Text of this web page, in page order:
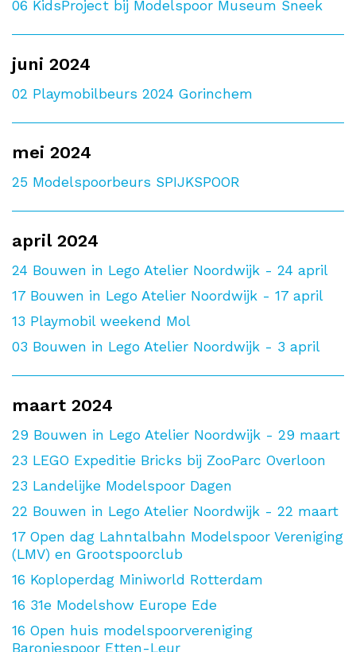
06 KidsProject bij Modelspoor Museum Sneek
juni 2024
02 Playmobilbeurs 2024 Gorinchem
mei 2024
25 Modelspoorbeurs SPIJKSPOOR
april 2024
24 Bouwen in Lego Atelier Noordwijk - 24 april
17 Bouwen in Lego Atelier Noordwijk - 17 april
13 Playmobil weekend Mol
03 Bouwen in Lego Atelier Noordwijk - 3 april
maart 2024
29 Bouwen in Lego Atelier Noordwijk - 29 maart
23 LEGO Expeditie Bricks bij ZooParc Overloon
23 Landelijke Modelspoor Dagen
22 Bouwen in Lego Atelier Noordwijk - 22 maart
17 Open dag Lahntalbahn Modelspoor Vereniging
(LMV) en Grootspoorclub
16 Koploperdag Miniworld Rotterdam
16 31e Modelshow Europe Ede
16 Open huis modelspoorvereniging
Baroniespoor Etten-Leur